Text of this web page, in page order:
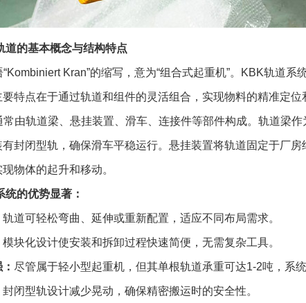
道的基本概念与结构特点
Kran”的缩写，意为“组合式起重机”。KBK轨道
特点在于通过轨道和组件的灵活组合，实现物料的精准定位
由轨道梁、悬挂装置、滑车、连接件等部件构成。轨道梁
封闭型轨，确保滑车平稳运行。悬挂装置将轨道固定于厂
物体的起升和移动。
的优势显著：
轨道可轻松弯曲、延伸或重新配置，适应不同布局需求。
模块化设计使安装和拆卸过程快速简便，无需复杂工具。
尽管属于轻小型起重机，但其单根轨道承重可达1-2吨，系统
封闭型轨设计减少晃动，确保精密搬运时的安全性。